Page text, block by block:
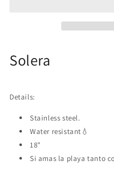
Solera
Details:
Stainless steel.
Water resistant💧
18"
Si amas la playa tanto